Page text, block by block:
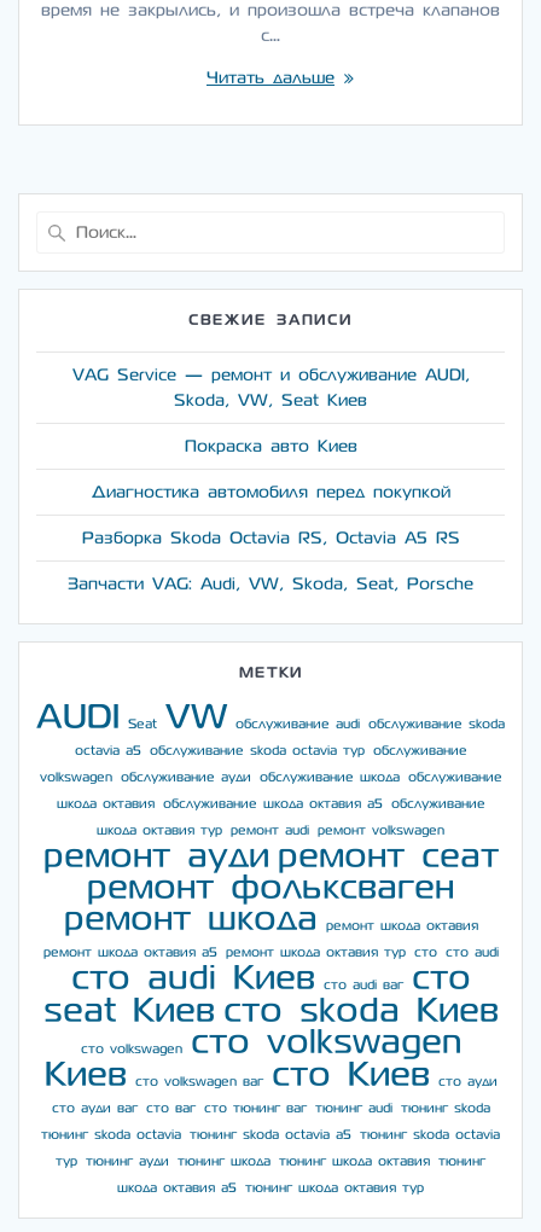
время не закрылись, и произошла встреча клапанов
с…
Читать дальше
СВЕЖИЕ ЗАПИСИ
VAG Service — ремонт и обслуживание AUDI,
Skoda, VW, Seat Киев
Покраска авто Киев
Диагностика автомобиля перед покупкой
Разборка Skoda Octavia RS, Octavia A5 RS
Запчасти VAG: Audi, VW, Skoda, Seat, Porsche
МЕТКИ
AUDI Seat VW обслуживание audi
обслуживание skoda
octavia a5
обслуживание skoda octavia тур
обслуживание
volkswagen
обслуживание ауди обслуживание шкода
обслуживание
шкода октавия
обслуживание шкода октавия а5
обслуживание
шкода октавия тур
ремонт audi ремонт volkswagen
ремонт ауди ремонт сеат
ремонт фольксваген
ремонт шкода
ремонт шкода октавия
ремонт шкода октавия а5
ремонт шкода октавия тур сто сто audi
сто audi Киев сто audi ваг
сто
seat Киев сто skoda Киев
сто volkswagen
сто volkswagen
Киев
сто volkswagen ваг сто Киев
сто ауди
сто ауди ваг
сто ваг сто тюнинг ваг тюнинг audi
тюнинг skoda
тюнинг skoda octavia
тюнинг skoda octavia a5
тюнинг skoda octavia
тур
тюнинг ауди тюнинг шкода тюнинг шкода октавия
тюнинг
шкода октавия а5
тюнинг шкода октавия тур